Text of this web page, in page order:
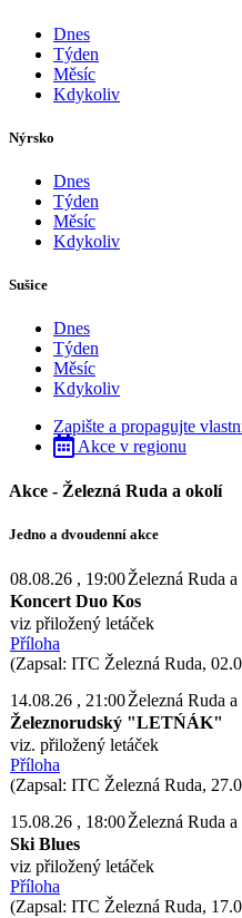
Dnes
Týden
Měsíc
Kdykoliv
Nýrsko
Dnes
Týden
Měsíc
Kdykoliv
Sušice
Dnes
Týden
Měsíc
Kdykoliv
Zapište a propagujte
Akce v regionu
Akce - Železná Ruda a okolí
Jedno a dvoudenní akce
08.08.26 , 19:00Železná Ruda
Koncert Duo Kos
viz přiložený letáček
Příloha
(Zapsal: ITC Železná Ruda,
14.08.26 , 21:00Železná Ruda
Železnorudský "LETŃÁK"
viz. přiložený letáček
Příloha
(Zapsal: ITC Železná Ruda,
15.08.26 , 18:00Železná Ruda
Ski Blues
viz přiložený letáček
Příloha
(Zapsal: ITC Železná Ruda,